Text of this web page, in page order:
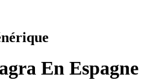
En Espagne